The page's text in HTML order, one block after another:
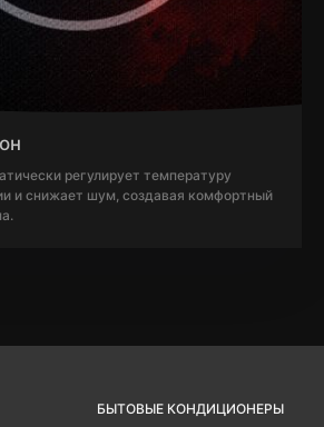
регулирует температуру
и снижает шум, создавая комфортный
БЫТОВЫЕ КОНДИЦИОНЕРЫ